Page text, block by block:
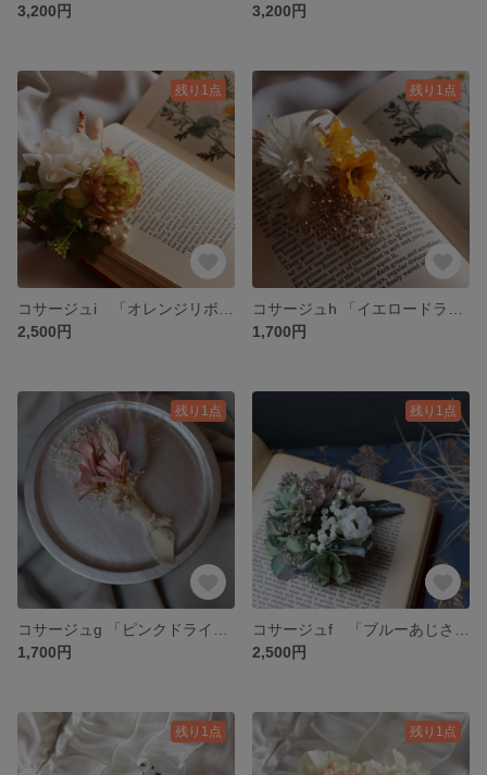
3,200円
3,200円
残り1点
2,500円
残り1点
1,700円
残り1点
1,700円
残り1点
2,500円
残り1点 残り1点